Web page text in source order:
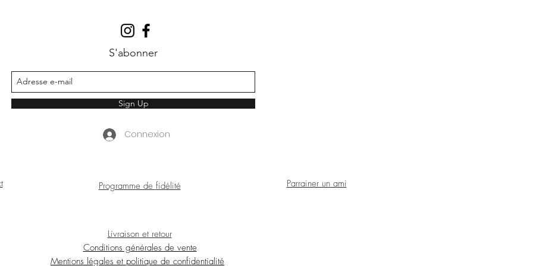
S'abonner
Sign Up
Connexion
Programme de fidélité Parrainer un ami
Livraison et retour
Conditions générales de vente
Mentions légales et politique de confidentialité